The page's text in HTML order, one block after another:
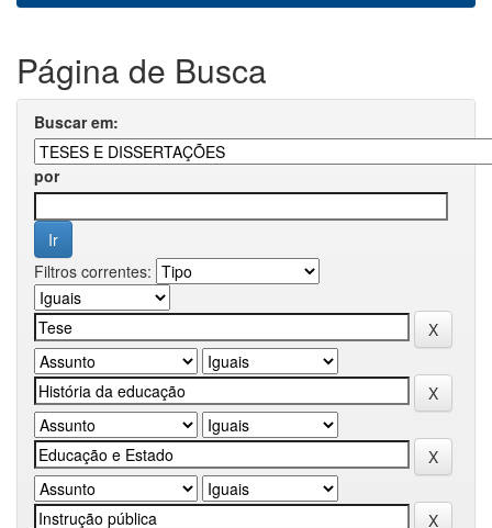
Página de Busca
Buscar em:
por
Filtros correntes: